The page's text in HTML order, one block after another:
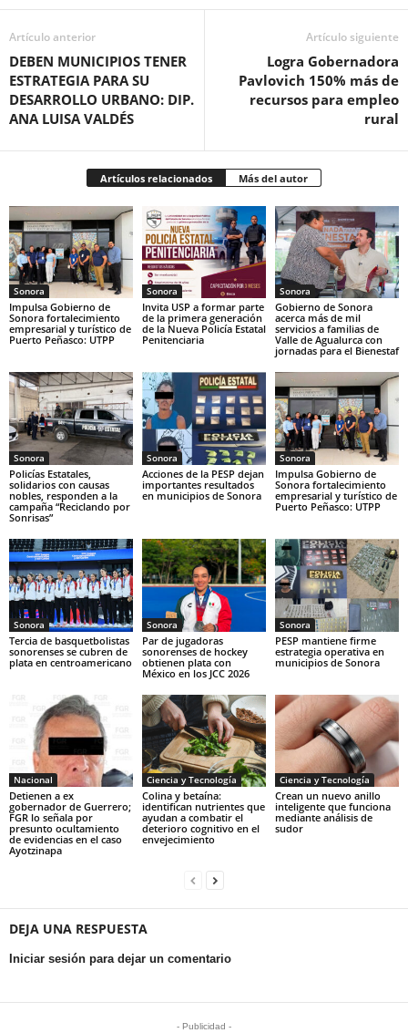
Artículo anterior
DEBEN MUNICIPIOS TENER
ESTRATEGIA PARA SU
DESARROLLO URBANO: DIP.
ANA LUISA VALDÉS
Artículo siguiente
Logra Gobernadora
Pavlovich 150% más de
recursos para empleo
rural
Artículos relacionados Más del autor
Sonora
Impulsa Gobierno de
Sonora fortalecimiento
empresarial y turístico de
Puerto Peñasco: UTPP
Sonora
Invita USP a formar parte
de la primera generación
de la Nueva Policía Estatal
Penitenciaria
Sonora
Gobierno de Sonora
acerca más de mil
servicios a familias de
Valle de Agualurca con
jornadas para el Bienestaf
Sonora
Policías Estatales,
solidarios con causas
nobles, responden a la
campaña “Reciclando por
Sonrisas”
Sonora
Acciones de la PESP dejan
importantes resultados
en municipios de Sonora
Sonora
Impulsa Gobierno de
Sonora fortalecimiento
empresarial y turístico de
Puerto Peñasco: UTPP
Sonora
Tercia de basquetbolistas
sonorenses se cubren de
plata en centroamericano
Sonora
Par de jugadoras
sonorenses de hockey
obtienen plata con
México en los JCC 2026
Sonora
PESP mantiene firme
estrategia operativa en
municipios de Sonora
Nacional
Detienen a ex
gobernador de Guerrero;
FGR lo señala por
presunto ocultamiento
de evidencias en el caso
Ayotzinapa
Ciencia y Tecnología
Colina y betaína:
identifican nutrientes que
ayudan a combatir el
deterioro cognitivo en el
envejecimiento
Ciencia y Tecnología
Crean un nuevo anillo
inteligente que funciona
mediante análisis de
sudor
DEJA UNA RESPUESTA
Iniciar sesión para dejar un comentario
- Publicidad -